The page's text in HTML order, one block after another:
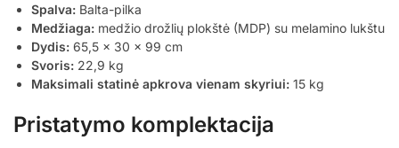
Spalva: Balta-pilka
Medžiaga: medžio drožlių plokštė (MDP) su melamino lukštu
Dydis: 65,5 x 30 x 99 cm
Svoris: 22,9 kg
Maksimali statinė apkrova vienam skyriui: 15 kg
Pristatymo komplektacija